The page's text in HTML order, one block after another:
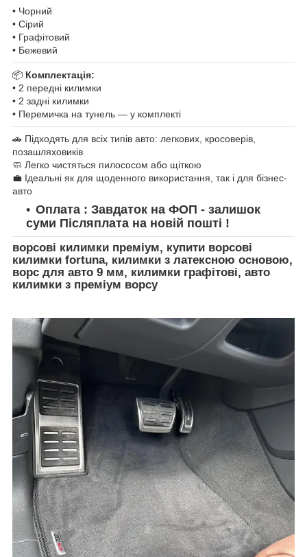
• Чорний
• Сірий
• Графітовий
• Бежевий
📦 Комплектація:
• 2 передні килимки
• 2 задні килимки
• Перемичка на тунель — у комплекті
🚗 Підходять для всіх типів авто: легкових, кросоверів,
позашляховиків
🧼 Легко чистяться пилососом або щіткою
💼 Ідеальні як для щоденного використання, так і для бізнес-
авто
Оплата : Завдаток на ФОП - залишок
суми Післяплата на новій пошті !
ворсові килимки преміум, купити ворсові
килимки fortuna, килимки з латексною основою,
ворс для авто 9 мм, килимки графітові, авто
килимки з преміум ворсу